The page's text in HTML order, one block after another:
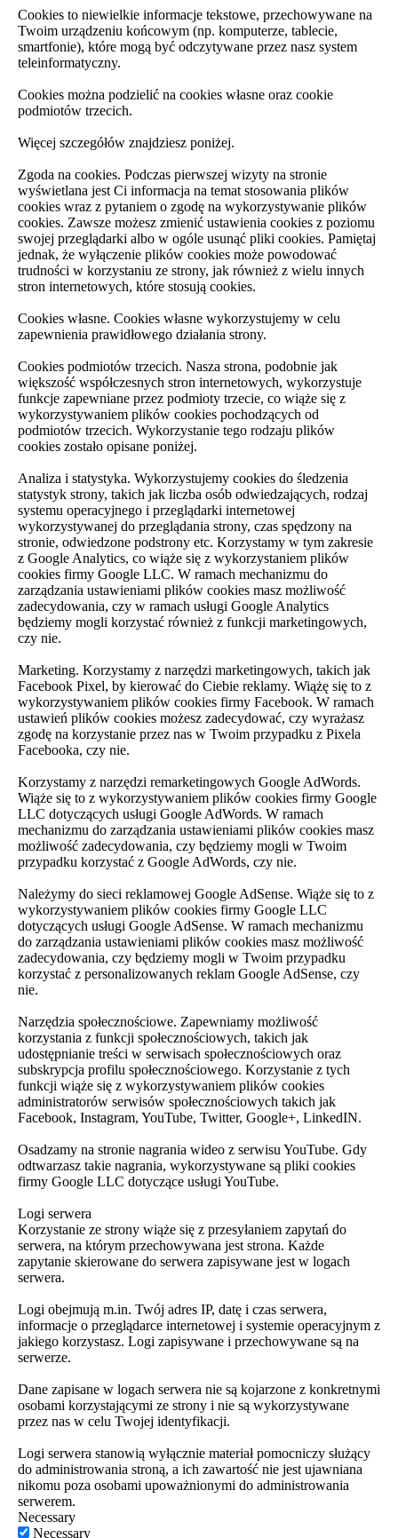
Cookies to niewielkie informacje tekstowe, przechowywane na
Twoim urządzeniu końcowym (np. komputerze, tablecie,
smartfonie), które mogą być odczytywane przez nasz system
teleinformatyczny.
Cookies można podzielić na cookies własne oraz cookie
podmiotów trzecich.
Więcej szczegółów znajdziesz poniżej.
Zgoda na cookies. Podczas pierwszej wizyty na stronie
wyświetlana jest Ci informacja na temat stosowania plików
cookies wraz z pytaniem o zgodę na wykorzystywanie plików
cookies. Zawsze możesz zmienić ustawienia cookies z poziomu
swojej przeglądarki albo w ogóle usunąć pliki cookies. Pamiętaj
jednak, że wyłączenie plików cookies może powodować
trudności w korzystaniu ze strony, jak również z wielu innych
stron internetowych, które stosują cookies.
Cookies własne. Cookies własne wykorzystujemy w celu
zapewnienia prawidłowego działania strony.
Cookies podmiotów trzecich. Nasza strona, podobnie jak
większość współczesnych stron internetowych, wykorzystuje
funkcje zapewniane przez podmioty trzecie, co wiąże się z
wykorzystywaniem plików cookies pochodzących od
podmiotów trzecich. Wykorzystanie tego rodzaju plików
cookies zostało opisane poniżej.
Analiza i statystyka. Wykorzystujemy cookies do śledzenia
statystyk strony, takich jak liczba osób odwiedzających, rodzaj
systemu operacyjnego i przeglądarki internetowej
wykorzystywanej do przeglądania strony, czas spędzony na
stronie, odwiedzone podstrony etc. Korzystamy w tym zakresie
z Google Analytics, co wiąże się z wykorzystaniem plików
cookies firmy Google LLC. W ramach mechanizmu do
zarządzania ustawieniami plików cookies masz możliwość
zadecydowania, czy w ramach usługi Google Analytics
będziemy mogli korzystać również z funkcji marketingowych,
czy nie.
Marketing. Korzystamy z narzędzi marketingowych, takich jak
Facebook Pixel, by kierować do Ciebie reklamy. Wiążę się to z
wykorzystywaniem plików cookies firmy Facebook. W ramach
ustawień plików cookies możesz zadecydować, czy wyrażasz
zgodę na korzystanie przez nas w Twoim przypadku z Pixela
Facebooka, czy nie.
Korzystamy z narzędzi remarketingowych Google AdWords.
Wiąże się to z wykorzystywaniem plików cookies firmy Google
LLC dotyczących usługi Google AdWords. W ramach
mechanizmu do zarządzania ustawieniami plików cookies masz
możliwość zadecydowania, czy będziemy mogli w Twoim
przypadku korzystać z Google AdWords, czy nie.
Należymy do sieci reklamowej Google AdSense. Wiąże się to z
wykorzystywaniem plików cookies firmy Google LLC
dotyczących usługi Google AdSense. W ramach mechanizmu
do zarządzania ustawieniami plików cookies masz możliwość
zadecydowania, czy będziemy mogli w Twoim przypadku
korzystać z personalizowanych reklam Google AdSense, czy
nie.
Narzędzia społecznościowe. Zapewniamy możliwość
korzystania z funkcji społecznościowych, takich jak
udostępnianie treści w serwisach społecznościowych oraz
subskrypcja profilu społecznościowego. Korzystanie z tych
funkcji wiąże się z wykorzystywaniem plików cookies
administratorów serwisów społecznościowych takich jak
Facebook, Instagram, YouTube, Twitter, Google+, LinkedIN.
Osadzamy na stronie nagrania wideo z serwisu YouTube. Gdy
odtwarzasz takie nagrania, wykorzystywane są pliki cookies
firmy Google LLC dotyczące usługi YouTube.
Logi serwera
Korzystanie ze strony wiąże się z przesyłaniem zapytań do
serwera, na którym przechowywana jest strona. Każde
zapytanie skierowane do serwera zapisywane jest w logach
serwera.
Logi obejmują m.in. Twój adres IP, datę i czas serwera,
informacje o przeglądarce internetowej i systemie operacyjnym z
jakiego korzystasz. Logi zapisywane i przechowywane są na
serwerze.
Dane zapisane w logach serwera nie są kojarzone z konkretnymi
osobami korzystającymi ze strony i nie są wykorzystywane
przez nas w celu Twojej identyfikacji.
Logi serwera stanowią wyłącznie materiał pomocniczy służący
do administrowania stroną, a ich zawartość nie jest ujawniana
nikomu poza osobami upoważnionymi do administrowania
serwerem.
Necessary
Necessary